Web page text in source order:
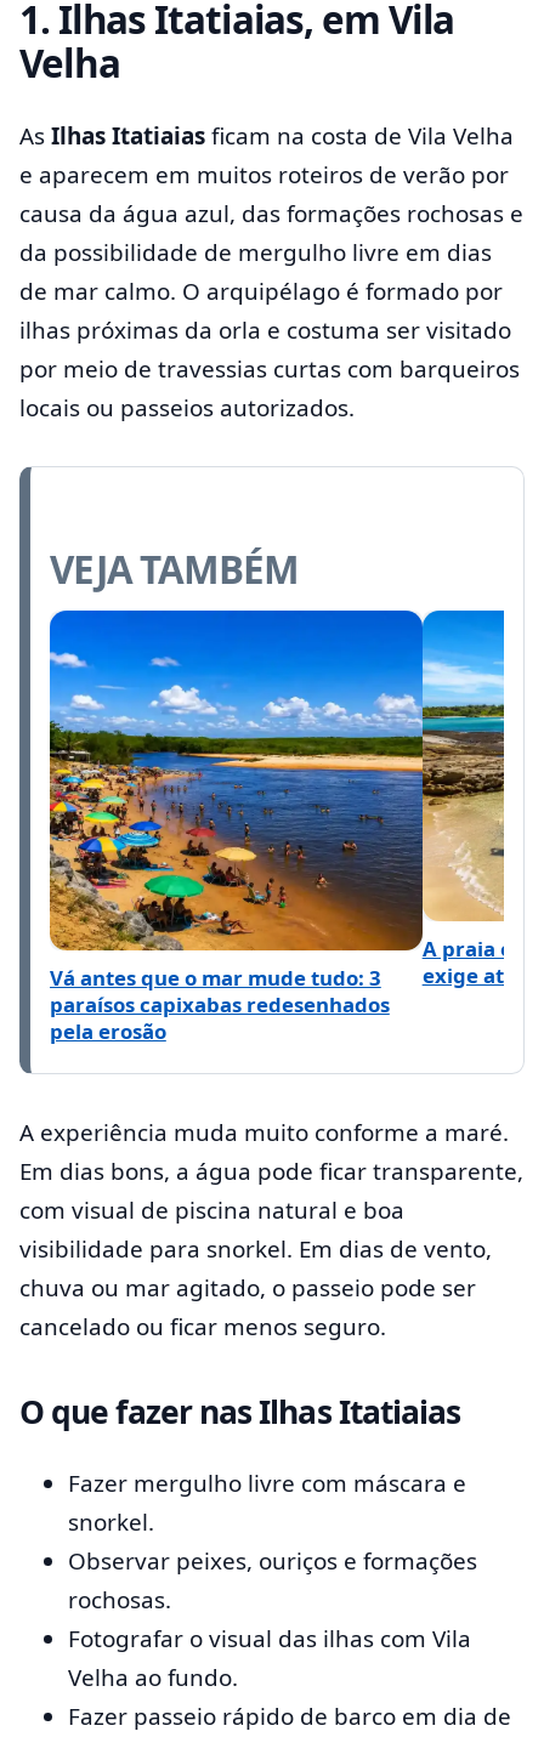
1. Ilhas Itatiaias, em Vila
Velha
AsIlhas Itatiaiasficam na costa de Vila Velha
e aparecem em muitos roteiros de verão por
causa da água azul, das formações rochosas e
da possibilidade de mergulho livre em dias
de mar calmo. O arquipélago é formado por
ilhas próximas da orla e costuma ser visitado
por meio de travessias curtas com barqueiros
locais ou passeios autorizados.
VEJA TAMBÉM
Vá antes que o mar mude tudo: 3
paraísos capixabas redesenhados
pela erosão
A praia
exige
A experiência muda muito conforme a maré.
Em dias bons, a água pode ficar transparente,
com visual de piscina natural e boa
visibilidade para snorkel. Em dias de vento,
chuva ou mar agitado, o passeio pode ser
cancelado ou ficar menos seguro.
O que fazer nas Ilhas Itatiaias
Fazer mergulho livre com máscara e
snorkel.
Observar peixes, ouriços e formações
rochosas.
Fotografar o visual das ilhas com Vila
Velha ao fundo.
Fazer passeio rápido de barco em dia de